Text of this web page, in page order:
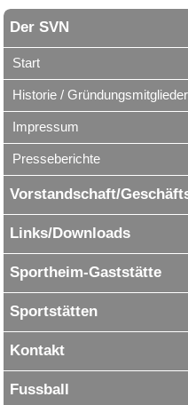
Der SVN
Start
Historie /
Impressum
Presseberichte
Vorstandschaft/
Links/Downloads
Sportheim-Gaststätte
Sportstätten
Kontakt
Fussball